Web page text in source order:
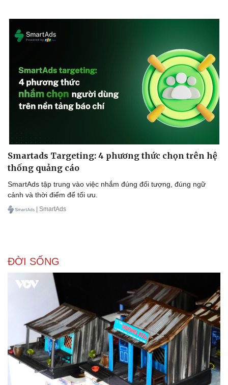
Smartads Targeting: 4 phương thức chọn trên hệ
thống quảng cáo
SmartAds tập trung vào việc nhắm đúng đối tượng, đúng ngữ
cảnh và thời điểm để tối ưu.
| SmartAds
ĐỜI SỐNG